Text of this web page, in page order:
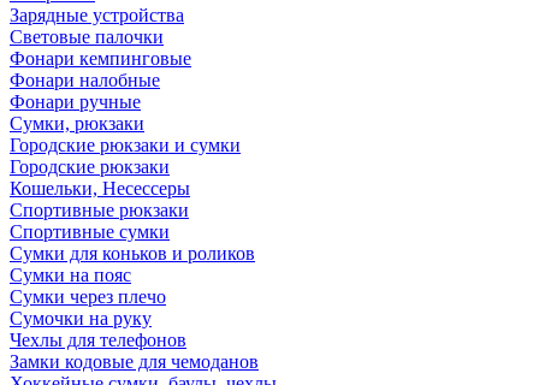
Зарядные устройства
Световые палочки
Фонари кемпинговые
Фонари налобные
Фонари ручные
Сумки, рюкзаки
Городские рюкзаки и сумки
Городские рюкзаки
Кошельки, Несессеры
Спортивные рюкзаки
Спортивные сумки
Сумки для коньков и роликов
Сумки на пояс
Сумки через плечо
Сумочки на руку
Чехлы для телефонов
Замки кодовые для чемоданов